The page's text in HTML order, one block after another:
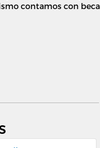
contamos con